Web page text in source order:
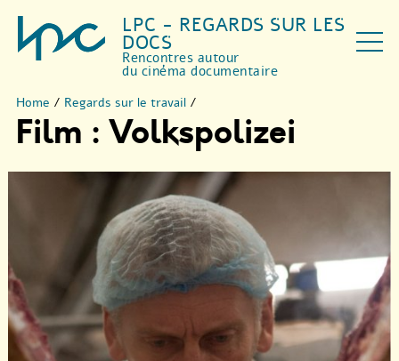
LPC - REGARDS SUR LES
DOCS
Rencontres autour
du cinéma documentaire
Home / Regards sur le travail /
Film : Volkspolizei